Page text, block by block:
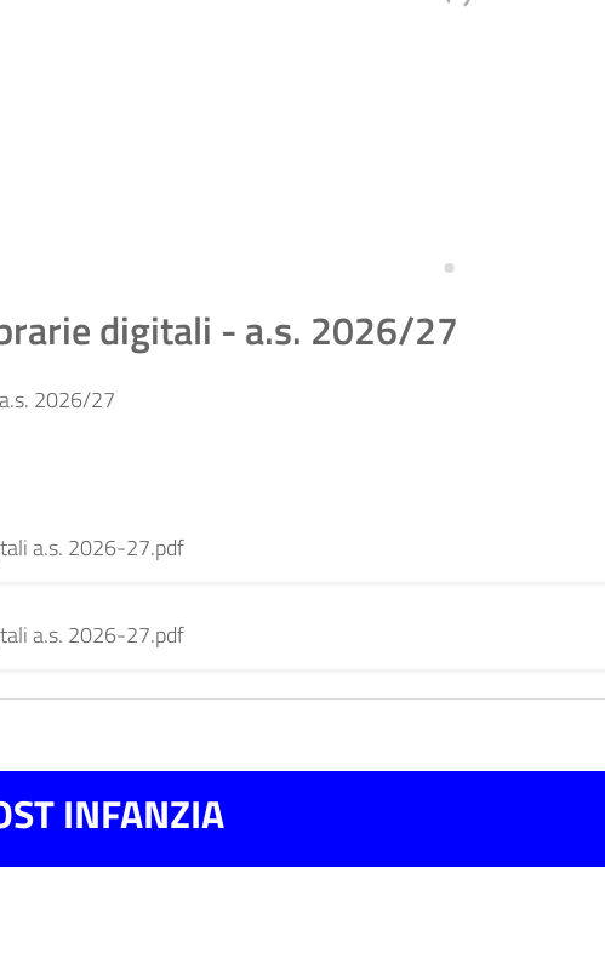
digitali - a.s. 2026/27
2026/27
a.s. 2026-27.pdf
a.s. 2026-27.pdf
INFANZIA